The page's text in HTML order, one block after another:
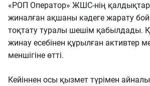
«РОП Оператор» ЖШС-нің
жиналған ақшаны кәдеге жарату
тоқтату туралы шешім қабылдады.
жинау есебінен құрылған активтер
меншігіне өтті.
Кейіннен осы қызмет түрімен